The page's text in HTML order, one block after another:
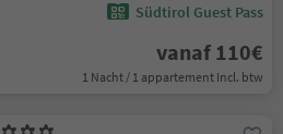
Südtirol Guest Pass
vanaf 110€
1 Nacht / 1 appartement Incl. btw